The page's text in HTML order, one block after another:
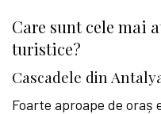
Care sunt cele mai
turistice?
Cascadele din
Foarte aproape de oraș